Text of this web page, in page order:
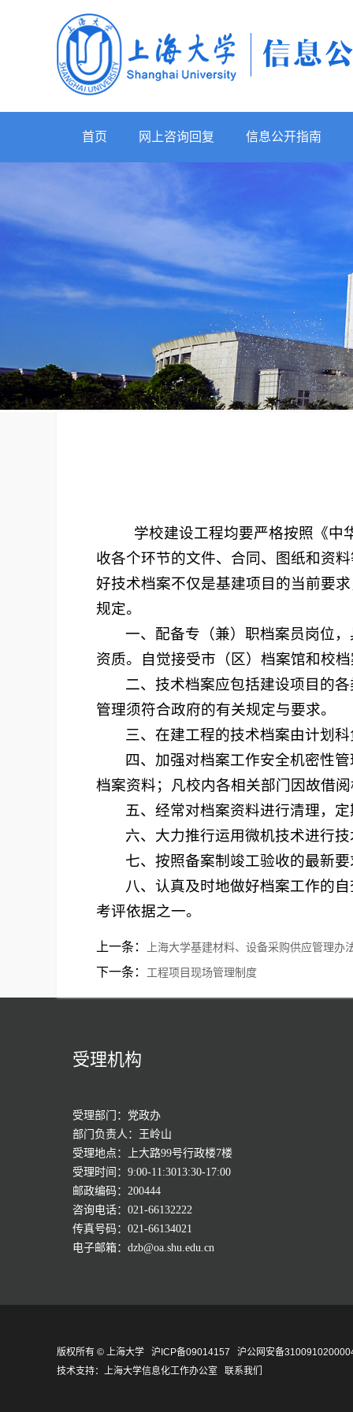
首页 网上咨询回复 信息公开指南
学校建设工程均要严格按照《中
收各个环节的文件、合同、图纸和资
好技术档案不仅是基建项目的当前要
规定。
一、配备专（兼）职档案员岗位
资质。自觉接受市（区）档案馆和校
二、技术档案应包括建设项目的
管理须符合政府的有关规定与要求。
三、在建工程的技术档案由计划
四、加强对档案工作安全机密性
档案资料；凡校内各相关部门因故借
五、经常对档案资料进行清理，
六、大力推行运用微机技术进行
七、按照备案制竣工验收的最新
八、认真及时地做好档案工作的
考评依据之一。
上一条： 上海大学基建材料、设备采购供应管理办
下一条： 工程项目现场管理制度
受理机构
受理部门：党政办
部门负责人：王岭山
受理地点：上大路99号行政楼7楼
受理时间：9:00-11:3013:30-17:00
邮政编码：200444
咨询电话：021-66132222
传真号码：021-66134021
电子邮箱：dzb@oa.shu.edu.cn
版权所有 © 上海大学 沪ICP备09014157
沪公网安备
技术支持： 上海大学信息化工作办公室 联系我们